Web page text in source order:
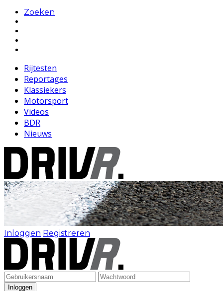
Zoeken
Rijtesten
Reportages
Klassiekers
Motorsport
Videos
BDR
Nieuws
Inloggen Registreren